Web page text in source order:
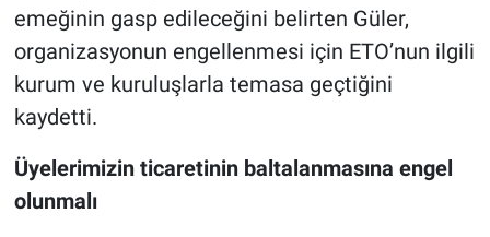
emeğinin gasp edileceğini belirten Güler,
organizasyonun engellenmesi için ETO’nun ilgili
kurum ve kuruluşlarla temasa geçtiğini
kaydetti.
Üyelerimizin ticaretinin baltalanmasına engel
olunmalı